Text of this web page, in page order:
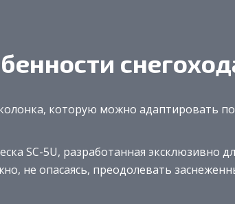
которую можно адаптировать
SC-5U, разработанная эксклюзивно
не опасаясь, преодолевать